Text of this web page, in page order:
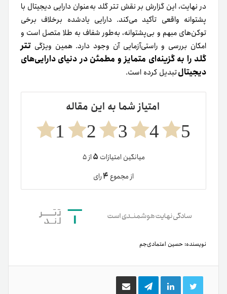
در نهایت، این گزارش بر نقش تتر گلد به‌عنوان دارایی دیجیتال با
پشتوانه واقعی تأکید می‌کند. دارایی‌ یادشده برخلاف برخی
توکن‌های مبهم و بی‌پشتوانه، به‌طور شفاف به طلا متصل است و
امکان بررسی و راستی‌آزمایی آن وجود دارد. همین ویژگی تتر
گلد را به گزینه‌ای متمایز و مطمئن در دنیای دارایی‌های
دیجیتالتبدیل کرده است.
امتیاز شما به این مقاله
5
4
3
2
1
میانگین امتیازات ۵از ۵
از مجموع۴رای
نویسنده: حسین اعتمادی‌جم
توییتر لینکدینتلگرام اشتراک